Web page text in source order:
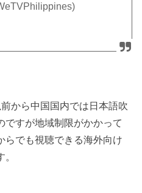
から中国国内では日本語吹
ですが地域制限がかかって
らでも視聴できる海外向け